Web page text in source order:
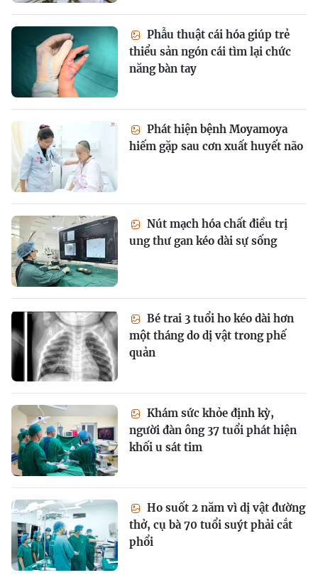
Phẫu thuật cái hóa giúp trẻ
thiểu sản ngón cái tìm lại chức
năng bàn tay
Phát hiện bệnh Moyamoya
hiếm gặp sau cơn xuất huyết não
Nút mạch hóa chất điều trị
ung thư gan kéo dài sự sống
Bé trai 3 tuổi ho kéo dài hơn
một tháng do dị vật trong phế
quản
Khám sức khỏe định kỳ,
người đàn ông 37 tuổi phát hiện
khối u sát tim
Ho suốt 2 năm vì dị vật đường
thở, cụ bà 70 tuổi suýt phải cắt
phổi